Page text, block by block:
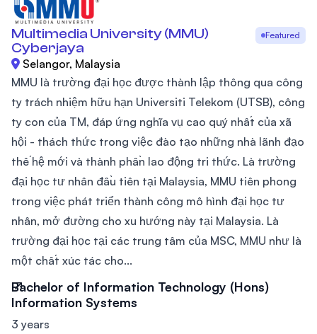
Multimedia University (MMU)
Cyberjaya
Featured
Selangor, Malaysia
MMU là trường đại học được thành lập thông qua công
ty trách nhiệm hữu hạn Universiti Telekom (UTSB), công
ty con của TM, đáp ứng nghĩa vụ cao quý nhất của xã
hội - thách thức trong việc đào tạo những nhà lãnh đạo
thế hệ mới và thành phần lao động tri thức. Là trường
đại học tư nhân đầu tiên tại Malaysia, MMU tiên phong
trong việc phát triển thành công mô hình đại học tư
nhân, mở đường cho xu hướng này tại Malaysia. Là
trường đại học tại các trung tâm của MSC, MMU như là
một chất xúc tác cho...
Bachelor of Information Technology (Hons)
Information Systems
3 years